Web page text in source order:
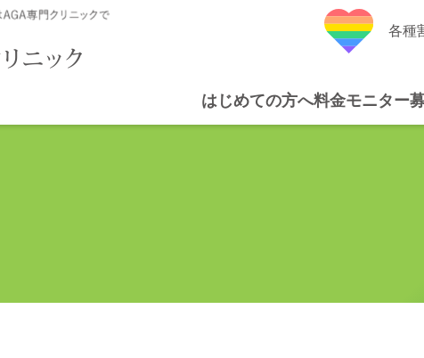
各種
はじめての方へ料金モニター